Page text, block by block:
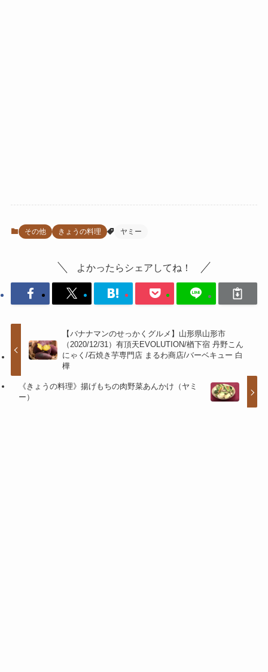
その他 きょうの料理 ヤミー
よかったらシェアしてね！
【バナナマンのせっかくグルメ】山形県山形市
（2020/12/31）有頂天EVOLUTION/楢下宿 丹野こん
にゃく/石焼き芋専門店 まるわ商店/バーベキュー 白
樺
《きょうの料理》揚げもちの肉野菜あんかけ（ヤミ
ー）